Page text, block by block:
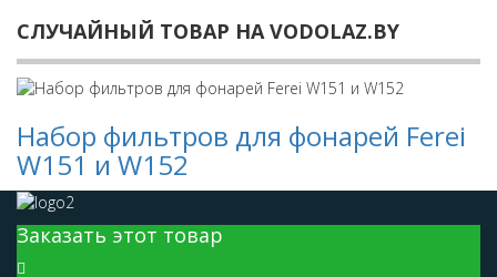
СЛУЧАЙНЫЙ ТОВАР НА VODOLAZ.BY
Набор фильтров для фонарей Ferei
W151 и W152
Заказать этот товар